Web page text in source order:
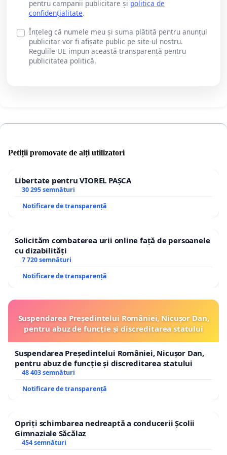
pentru campanii publicitare și politica de
confidențialitate.
Înțeleg că numele meu și suma plătită pentru anunțul
publicitar vor fi afișate public pe site-ul nostru.
Regulile UE impun această transparență pentru
publicitatea politică.
Petiții promovate de alți utilizatori
Libertate pentru VIOREL PAȘCA
30 295 semnături
Notificare de transparență
Solicităm combaterea urii online față de persoanele
cu dizabilități
7 720 semnături
Notificare de transparență
Suspendarea Președintelui României, Nicușor Dan,
pentru abuz de funcție și discreditarea statului
Suspendarea Președintelui României, Nicușor Dan,
pentru abuz de funcție și discreditarea statului
48 403 semnături
Notificare de transparență
Opriți schimbarea nedreaptă a conducerii Școlii
Gimnaziale Săcălaz
454 semnături